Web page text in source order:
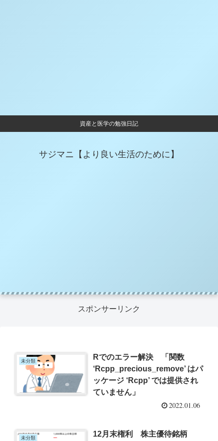
資産と医学の勉強日記
サジマニ【より良い生活のために】
スポンサーリンク
未分類
Rでのエラー解決 「関数
‘Rcpp_precious_remove’ はパ
ッケージ ‘Rcpp’ では提供され
ていません」
2022.01.06
未分類
12月末権利 株主優待銘柄